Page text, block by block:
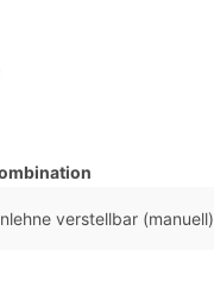
verstellbar (manuell)